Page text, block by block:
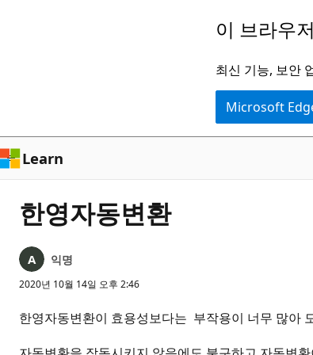
로
건
너
뛰
기
이 브라우
최신 기능, 보안
Microsoft
Learn
한영자동변환
익명
2020년 10월 14일 오후 2:46
한영자동변환이 효용성보다는 부작용이 너무 많아